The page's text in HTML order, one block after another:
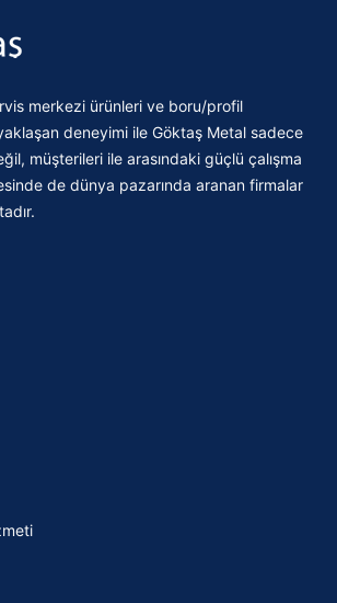
merkezi ürünleri ve boru/profil
deneyimi ile Göktaş Metal sadece
müşterileri ile arasındaki güçlü çalışma
de dünya pazarında aranan firmalar